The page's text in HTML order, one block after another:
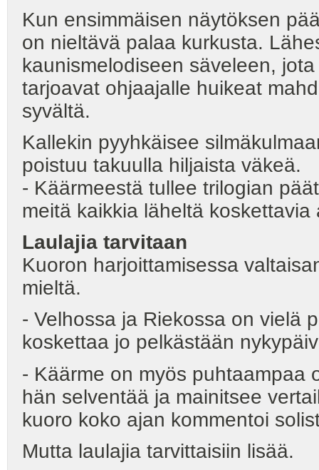
Kun ensimmäisen näytöksen
on nieltävä palaa kurkusta.
kaunismelodiseen säveleen,
tarjoavat ohjaajalle huikeat
syvältä.
Kallekin pyyhkäisee
poistuu takuulla hiljaista väkeä.
- Käärmeestä tullee trilogian
meitä kaikkia läheltä koskettavia
Laulajia tarvitaan
Kuoron harjoittamisessa
mieltä.
- Velhossa ja Riekossa on vielä
koskettaa jo pelkästään
- Käärme on myös puhtaampaa
hän selventää ja mainitsee
kuoro koko ajan kommentoi
Mutta laulajia tarvittaisiin lisää.